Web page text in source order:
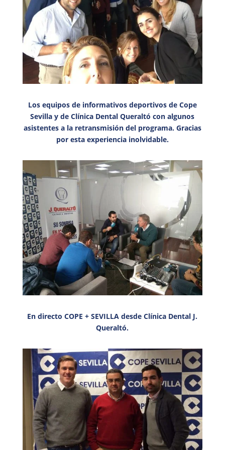
Los equipos de informativos deportivos de Cope
Sevilla y de Clínica Dental Queraltó con algunos
asistentes a la retransmisión del programa. Gracias
por esta experiencia inolvidable.
En directo COPE + SEVILLA desde Clínica Dental J.
Queraltó.